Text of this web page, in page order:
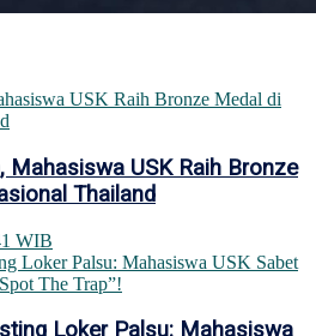
USK Raih Bronze
Thailand
WIB
Loker Palsu: Mahasiswa